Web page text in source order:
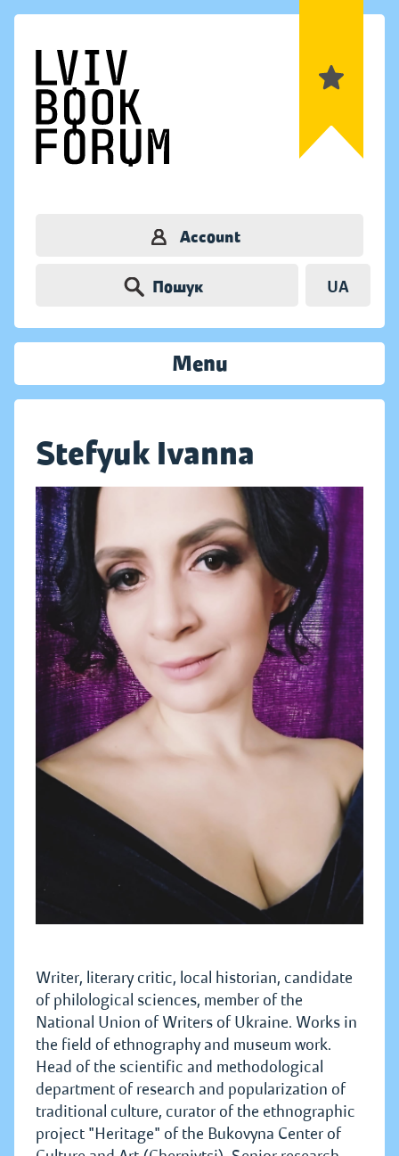
Account
Пошук UA
Menu
Stefyuk Ivanna
Writer, literary critic, local historian, candidate
of philological sciences, member of the
National Union of Writers of Ukraine. Works in
the field of ethnography and museum work.
Head of the scientific and methodological
department of research and popularization of
traditional culture, curator of the ethnographic
project "Heritage" of the Bukovyna Center of